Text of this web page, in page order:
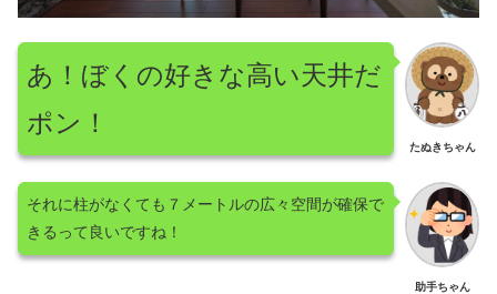
たぬきちゃん
あ！ぼくの好きな高い天井だ
ポン！
助手ちゃん
それに柱がなくても７メートルの広々空間が確保で
きるって良いですね！